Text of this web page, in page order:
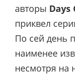
авторы Days
приквел
По сей день
наименее
несмотря на